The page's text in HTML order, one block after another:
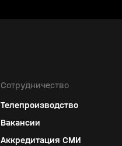
Сотрудничество
Телепроизводство
Вакансии
Аккредитация СМИ